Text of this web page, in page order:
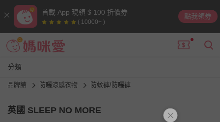
首載 App 現領 $ 100 折價券
( 10000+ )
點我領券
分類
品牌館 防曬涼感衣物 防蚊褲/防曬褲
英國 SLEEP NO MORE